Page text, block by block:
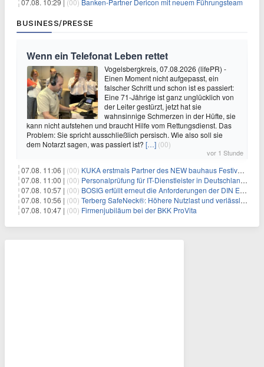
BUSINESS/PRESSE
Wenn ein Telefonat Leben rettet
Vogelsbergkreis, 07.08.2026 (lifePR) -
Einen Moment nicht aufgepasst, ein
falscher Schritt und schon ist es passiert:
Eine 71-Jährige ist ganz unglücklich von
der Leiter gestürzt, jetzt hat sie
wahnsinnige Schmerzen in der Hüfte, sie
kann nicht aufstehen und braucht Hilfe vom Rettungsdienst. Das
Problem: Sie spricht ausschließlich persisch. Wie also soll sie
dem Notarzt sagen, was passiert ist? […] (00)
vor 1 Stunde
07.08. 11:06 | (00) KUKA erstmals Partner des NEW bauhaus Festivals 2026 in Weimar
07.08. 11:00 | (00) Personalprüfung für IT-Dienstleister in Deutschland: Was öffentliche Auftraggeber jetzt voraussetzen
07.08. 10:57 | (00) BOSIG erfüllt erneut die Anforderungen der DIN EN ISO 45001
07.08. 10:56 | (00) Terberg SafeNeck®: Höhere Nutzlast und verlässliche Fahrstabilität auf steilen Rampen
07.08. 10:47 | (00) Firmenjubiläum bei der BKK ProVita